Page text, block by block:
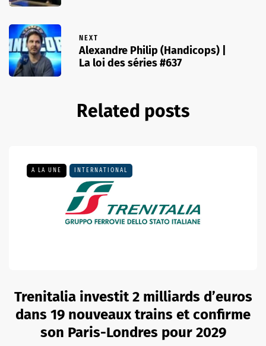
NEXT
Alexandre Philip (Handicops) |
La loi des séries #637
Related posts
A LA UNE INTERNATIONAL
Trenitalia investit 2 milliards d’euros
dans 19 nouveaux trains et confirme
son Paris-Londres pour 2029